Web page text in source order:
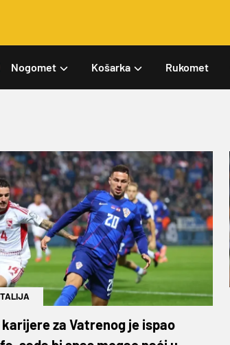
Nogomet Košarka Rukomet
za Vatrenog je ispao